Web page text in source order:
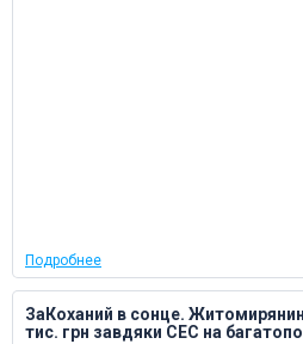
Подробнее
ЗаКоханий в сонце.
тис. грн завдяки СЕС на